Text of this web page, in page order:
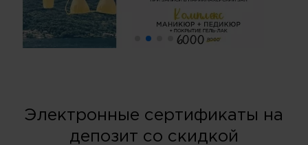
Электронные сертификаты на
депозит со скидкой